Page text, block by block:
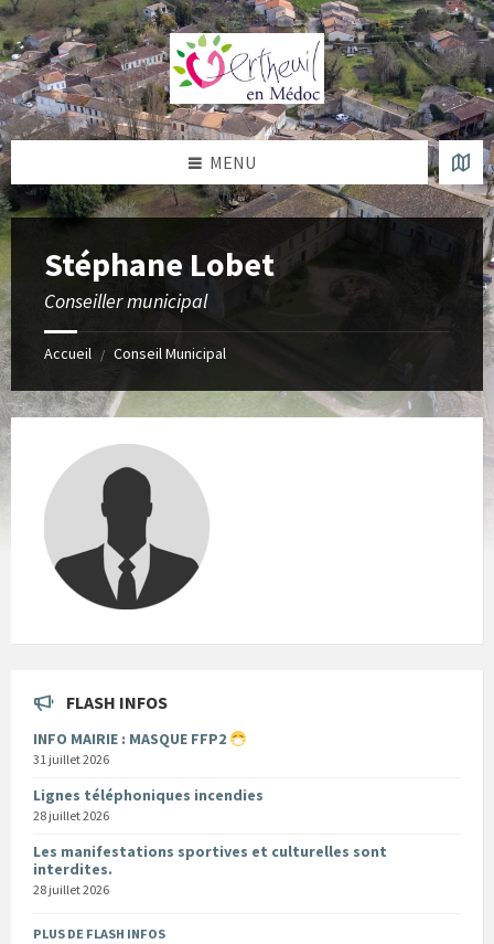
Skip
to
content
Skip
to
left
sidebar
Skip
to
footer
MENU
Stéphane Lobet
Conseiller municipal
Accueil / Conseil Municipal
FLASH INFOS
INFO MAIRIE : MASQUE FFP2
31 juillet 2026
Lignes téléphoniques incendies
28 juillet 2026
Les manifestations sportives et culturelles sont
interdites.
28 juillet 2026
PLUS DE FLASH INFOS